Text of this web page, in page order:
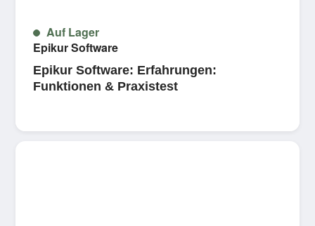
Auf Lager
Epikur Software
Epikur Software: Erfahrungen:
Funktionen & Praxistest